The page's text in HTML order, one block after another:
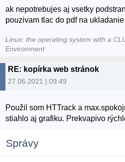
ak nepotrebujes aj vsetky
pouzivam tlac do pdf na
Linux: the operating system with a
Environment
RE: kopírka web stránok
27.06.2021 | 09:49
Použil som HTTrack a
stiahlo aj grafiku. Prekvapivo
Správy